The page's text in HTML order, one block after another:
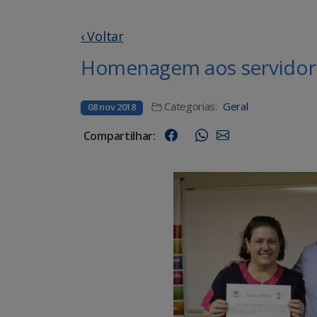
‹ Voltar
Homenagem aos
08 nov 2018 Categorias: Geral
Compartilhar: